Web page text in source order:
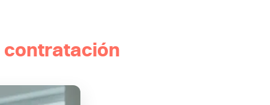
contratación